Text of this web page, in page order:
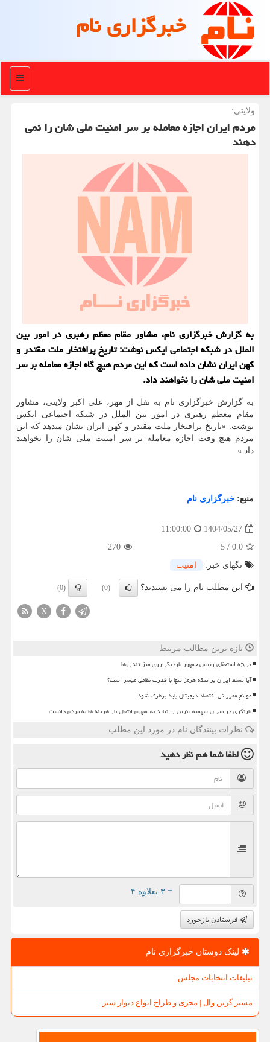
خبرگزاری نام
منو
ولایتی:
مردم ایران اجازه معامله بر سر امنیت ملی شان را نمی
دهند
به گزارش خبرگزاری نام، مشاور مقام معظم رهبری در امور بین
الملل در شبکه اجتماعی ایکس نوشت: تاریخ پرافتخار ملت مقتدر و
کهن ایران⁩ نشان داده است که این مردم هیچ گاه اجازه معامله بر سر
امنیت ملی شان را نخواهند داد.
به گزارش خبرگزاری نام به نقل از مهر، علی اکبر ولایتی، مشاور
مقام معظم رهبری در امور بین الملل در شبکه اجتماعی ایکس
نوشت: «تاریخ پرافتخار ملت مقتدر و کهن ایران⁩ نشان میدهد که این
مردم هیچ وقت اجازه معامله بر سر امنیت ملی شان را نخواهند
داد.»
منبع: خبرگزاری نام
1404/05/27
11:00:00
0.0
/
5
270
تگهای خبر:
امنیت
این مطلب نام را می پسندید؟ (0)
(0)
X
تازه ترین مطالب مرتبط
پروژه استعفای رییس جمهور باردیگر روی میز تندروها
آیا تسلط ایران بر تنگه هرمز تنها با قدرت نظامی میسر است؟
موانع مقرراتی اقتصاد دیجیتال باید برطرف شود
بازنگری در میزان سهمیه بنزین را نباید به مفهوم انتقال بار هزینه ها به مردم دانست
نظرات بینندگان نام در مورد این مطلب
لطفا شما همنظر دهید
= ۳ بعلاوه ۴
فرستادن بازخورد
لینک دوستان خبرگزاری نام
تبلیغات انتخابات مجلس
مستر گرین وال | مجری و طراح انواع دیوار سبز